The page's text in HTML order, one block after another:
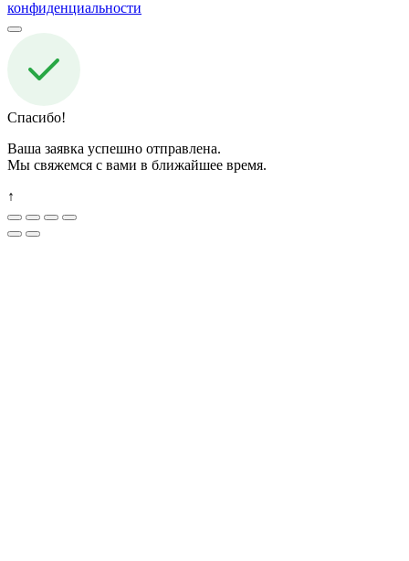
конфиденциальности
Спасибо!
Ваша заявка успешно отправлена.
Мы свяжемся с вами в ближайшее время.
↑